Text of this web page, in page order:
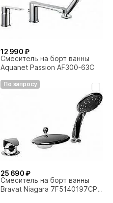
12 990 ₽
Смеситель на борт ванны
Aquanet Passion AF300-63С
По запросу
25 690 ₽
Смеситель на борт ванны
Bravat Niagara 7F5140197CP-